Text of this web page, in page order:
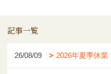
記事一覧
26/08/09 2026年夏季休